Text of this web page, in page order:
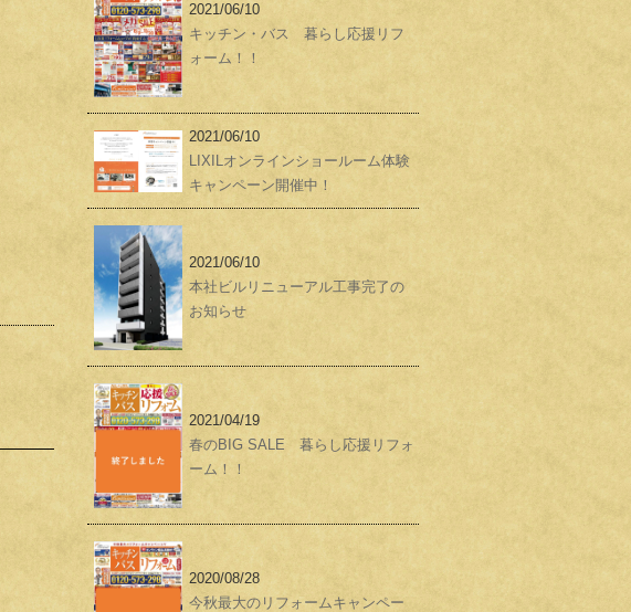
2021/06/10
キッチン・バス 暮らし応援リフ
ォーム！！
2021/06/10
LIXILオンラインショールーム体験
キャンペーン開催中！
2021/06/10
本社ビルリニューアル工事完了の
お知らせ
2021/04/19
春のBIG SALE 暮らし応援リフォ
ーム！！
2020/08/28
今秋最大のリフォームキャンペー